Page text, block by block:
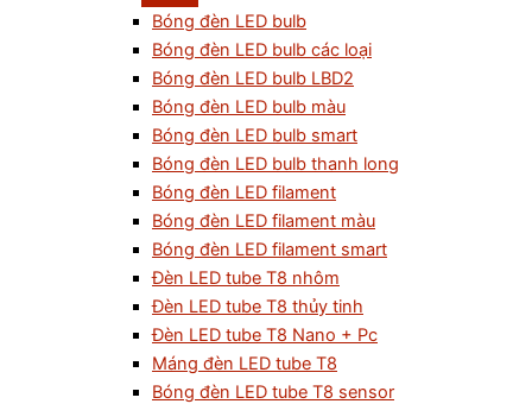
Bóng đèn LED bulb
Bóng đèn LED bulb các loại
Bóng đèn LED bulb LBD2
Bóng đèn LED bulb màu
Bóng đèn LED bulb smart
Bóng đèn LED bulb thanh long
Bóng đèn LED filament
Bóng đèn LED filament màu
Bóng đèn LED filament smart
Đèn LED tube T8 nhôm
Đèn LED tube T8 thủy tinh
Đèn LED tube T8 Nano + Pc
Máng đèn LED tube T8
Bóng đèn LED tube T8 sensor